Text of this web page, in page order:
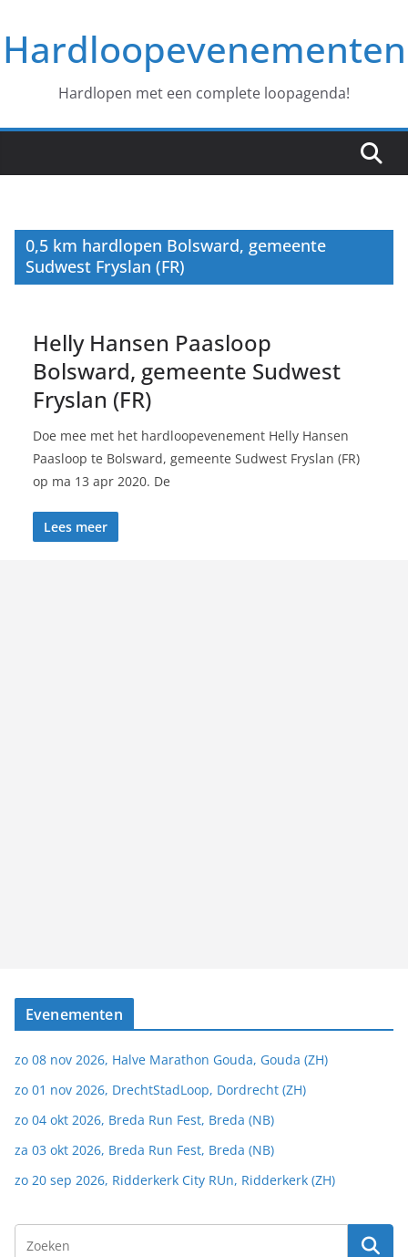
naar
deHardloopevenementen
Hardlopen met een complete loopagenda!
0,5 km hardlopen Bolsward, gemeente
Sudwest Fryslan (FR)
Helly Hansen Paasloop
Bolsward, gemeente Sudwest
Fryslan (FR)
Doe mee met het hardloopevenement Helly Hansen
Paasloop te Bolsward, gemeente Sudwest Fryslan (FR)
op ma 13 apr 2020. De
Lees meer
Evenementen
zo 08 nov 2026, Halve Marathon Gouda, Gouda (ZH)
zo 01 nov 2026, DrechtStadLoop, Dordrecht (ZH)
zo 04 okt 2026, Breda Run Fest, Breda (NB)
za 03 okt 2026, Breda Run Fest, Breda (NB)
zo 20 sep 2026, Ridderkerk City RUn, Ridderkerk (ZH)